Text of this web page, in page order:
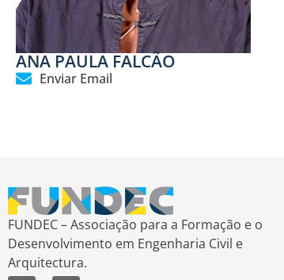
ANA PAULA FALCÃO
Enviar Email
FUNDEC – Associação para a Formação e o
Desenvolvimento em Engenharia Civil e
Arquitectura.